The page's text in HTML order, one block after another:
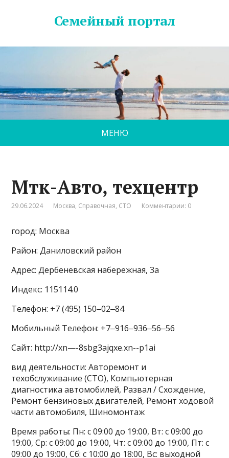
Семейный портал
МЕНЮ
Мтк-Авто, техцентр
29.06.2024 Москва, Справочная, СТО Комментарии: 0
город: Москва
Район: Даниловский район
Адрес: Дербеневская набережная, 3а
Индекс: 115114.0
Телефон: +7 (495) 150‒02‒84
Мобильный Телефон: +7‒916‒936‒56‒56
Сайт: http://xn—-8sbg3ajqxe.xn--p1ai
вид деятельности: Авторемонт и
техобслуживание (СТО), Компьютерная
диагностика автомобилей, Развал / Схождение,
Ремонт бензиновых двигателей, Ремонт ходовой
части автомобиля, Шиномонтаж
Время работы: Пн: с 09:00 до 19:00, Вт: с 09:00 до
19:00, Ср: с 09:00 до 19:00, Чт: с 09:00 до 19:00, Пт: с
09:00 до 19:00, Сб: с 10:00 до 18:00, Вс: выходной